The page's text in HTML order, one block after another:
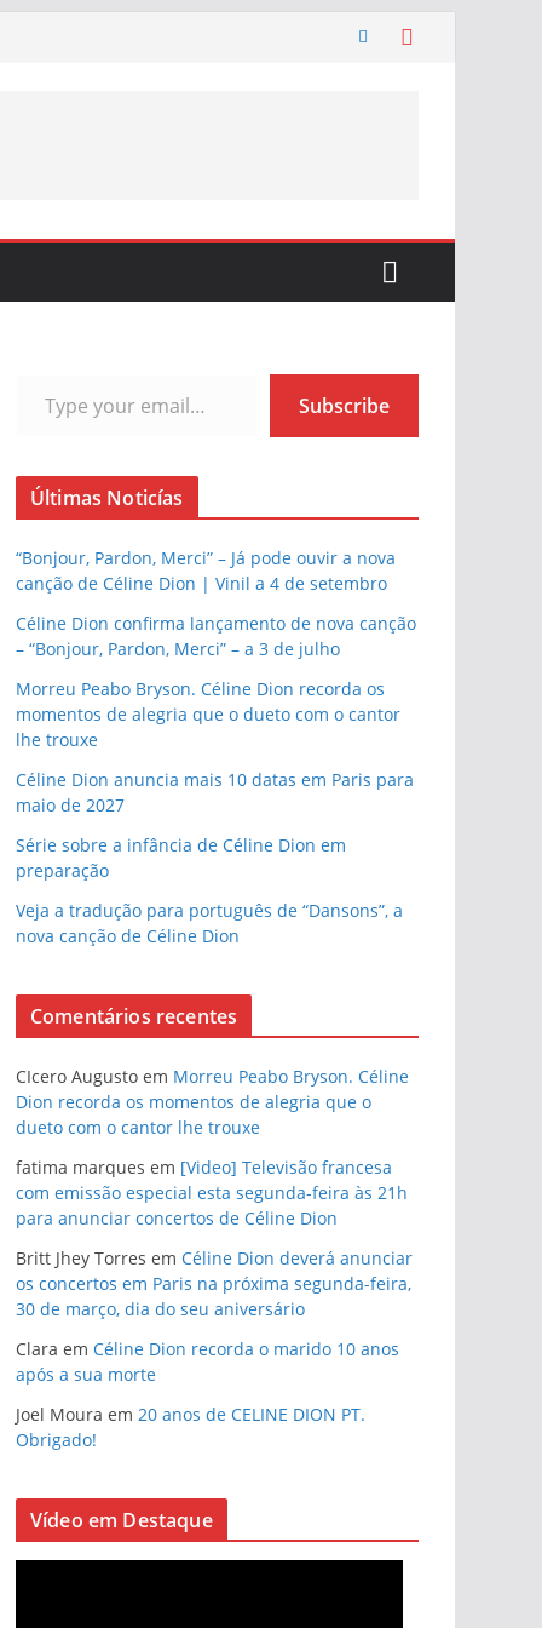
Subscribe
Últimas Noticías
“Bonjour, Pardon, Merci” – Já pode ouvir a nova
canção de Céline Dion | Vinil a 4 de setembro
Céline Dion confirma lançamento de nova canção
– “Bonjour, Pardon, Merci” – a 3 de julho
Morreu Peabo Bryson. Céline Dion recorda os
momentos de alegria que o dueto com o cantor
lhe trouxe
Céline Dion anuncia mais 10 datas em Paris para
maio de 2027
Série sobre a infância de Céline Dion em
preparação
Veja a tradução para português de “Dansons”, a
nova canção de Céline Dion
Comentários recentes
CIcero Augusto em Morreu Peabo Bryson. Céline
Dion recorda os momentos de alegria que o
dueto com o cantor lhe trouxe
fatima marques em [Video] Televisão francesa
com emissão especial esta segunda-feira às 21h
para anunciar concertos de Céline Dion
Britt Jhey Torres em Céline Dion deverá anunciar
os concertos em Paris na próxima segunda-feira,
30 de março, dia do seu aniversário
Clara em Céline Dion recorda o marido 10 anos
após a sua morte
Joel Moura em 20 anos de CELINE DION PT.
Obrigado!
Vídeo em Destaque